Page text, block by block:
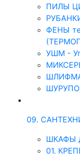
ПИЛЫ
ФЕНЫ
УШМ -
09.
ШКАФЫ
01.